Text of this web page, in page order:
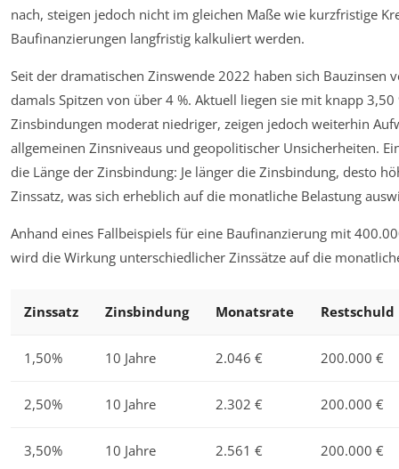
nach, steigen jedoch nicht im gleichen Maße wie kurzfristige
Baufinanzierungen langfristig kalkuliert werden.
Seit der dramatischen Zinswende 2022 haben sich Bauzinsen
damals Spitzen von über 4 %. Aktuell liegen sie mit knapp
Zinsbindungen moderat niedriger, zeigen jedoch weiterhin
allgemeinen Zinsniveaus und geopolitischer Unsicherheiten.
die Länge der Zinsbindung: Je länger die Zinsbindung, desto
Zinssatz, was sich erheblich auf die monatliche Belastung
Anhand eines Fallbeispiels für eine Baufinanzierung mit
wird die Wirkung unterschiedlicher Zinssätze auf die
Zinssatz Zinsbindung Monatsrate Restschuld
1,50% 10 Jahre 2.046 € 200.000 €
2,50% 10 Jahre 2.302 € 200.000 €
3,50% 10 Jahre 2.561 € 200.000 €